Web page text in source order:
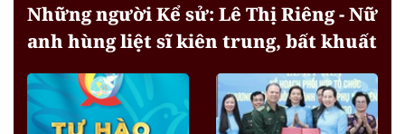
Những người Kể sử: Lê Thị Riêng - Nữ
anh hùng liệt sĩ kiên trung, bất khuất